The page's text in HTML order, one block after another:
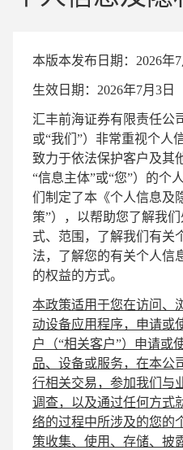
本版本发布日期：2026年7
生效日期：2026年7月3日
汇丰前海证券有限责任公
或“我们”）非常重视个人
致力于依法保护客户及其
“信息主体”或“您”）的个
们制定了本《个人信息及
策”），以帮助您了解我
式、范围，了解我们有关
法，了解您的有关个人信
的权益的方式。
本政策适用于您在访问、
动设备应用程序，申请或
户（“相关客户”）申请或
品、设备或服务，在本公
行相关交易，参加我们与
调查，以及通过任何方式
络的过程中所涉及的您的
策收集、使用、存储、披